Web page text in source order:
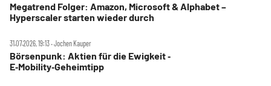
Megatrend Folger: Amazon, Microsoft & Alphabet –
Hyperscaler starten wieder durch
31.07.2026, 19:13 ‧ Jochen Kauper
Börsenpunk: Aktien für die Ewigkeit ‑
E‑Mobility‑Geheimtipp